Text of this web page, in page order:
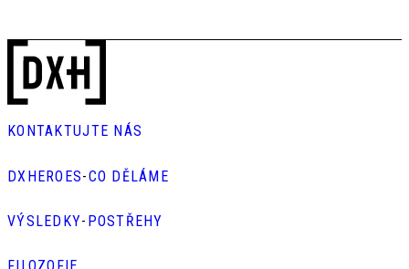
KONTAKTUJTE NÁS
DXHEROES-CO DĚLÁME
VÝSLEDKY- POSTŘEHY